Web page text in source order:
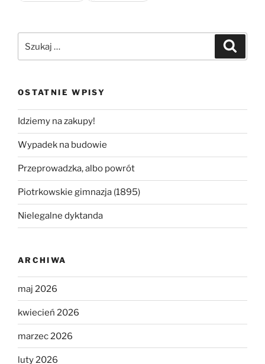
OSTATNIE WPISY
Idziemy na zakupy!
Wypadek na budowie
Przeprowadzka, albo powrót
Piotrkowskie gimnazja (1895)
Nielegalne dyktanda
ARCHIWA
maj 2026
kwiecień 2026
marzec 2026
luty 2026